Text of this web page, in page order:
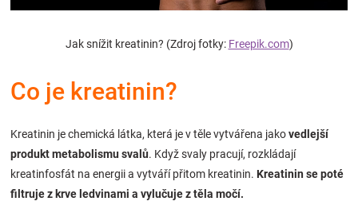
Hračkářství
Přihlášení
Jak snížit kreatinin? (Zdroj fotky: Freepik.com)
Co je kreatinin?
Kreatinin je chemická látka, která je v těle vytvářena jakovedlejší
produkt metabolismu svalů. Když svaly pracují, rozkládají
kreatinfosfát na energii a vytváří přitom kreatinin. Kreatinin se poté
filtruje z krve ledvinami a vylučuje z těla močí.